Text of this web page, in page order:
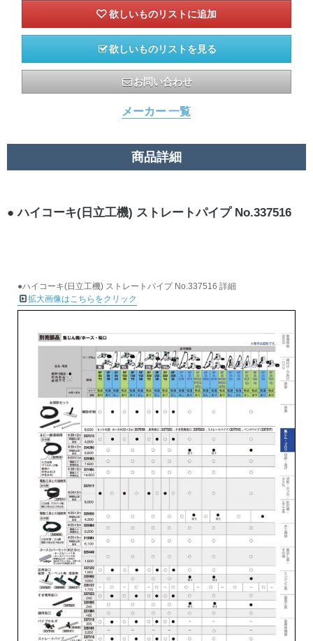
欲しいものリストを見る
お問い合わせ
メーカー 一覧
商品詳細
ハイコーキ(日立工機) ストレートパイプ No.337516
●ハイコーキ(日立工機) ストレートパイプ No.337516 詳細
拡大画像はこちらをクリック